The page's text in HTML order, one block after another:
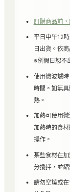
訂購商品前
平日中午12
日出貨。依
※例假日恕不
使用微波爐
時間。如無
熱。
加熱可使用
加熱時的食
操作。
某些食材在
分攪拌，並
請勿空燒或